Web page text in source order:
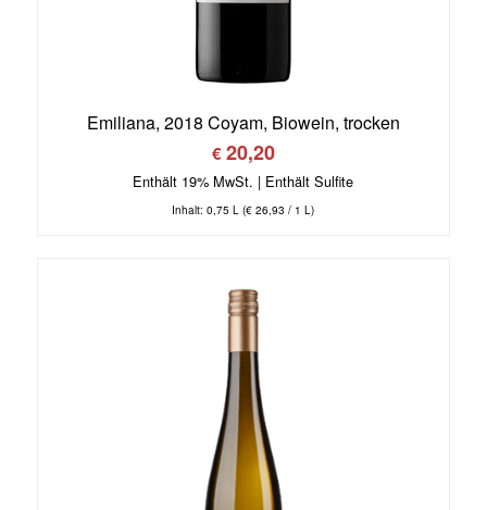
Emiliana, 2018 Coyam, Biowein, trocken
€20,20
Enthält 19% MwSt.
Inhalt: 0,75 L (€ 26,93 / 1 L)